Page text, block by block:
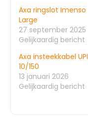
Axa ringslot Imenso
Large
27 september 2025
Gelijkaardig bericht
Axa insteekkabel UPI
10/150
13 januari 2026
Gelijkaardig bericht